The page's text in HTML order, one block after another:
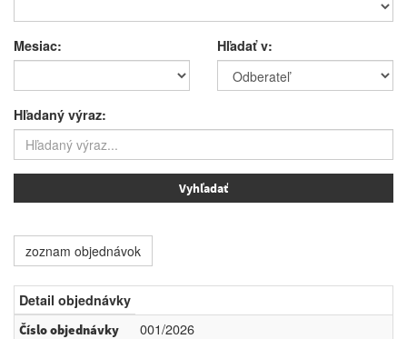
Mesiac: Hľadať v:
Hľadaný výraz:
zoznam objednávok
Detail objednávky
Číslo objednávky 001/2026